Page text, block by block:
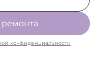
ремонта
конфиденциальности